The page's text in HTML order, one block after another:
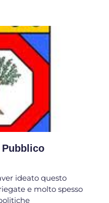
ideato questo
e molto spesso